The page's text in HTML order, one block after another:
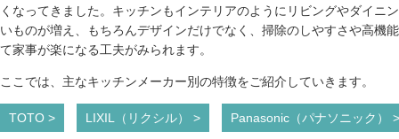
くなってきました。キッチンもインテリアのようにリビングやダイニ
いものが増え、もちろんデザインだけでなく、掃除のしやすさや高機
て家事が楽になる工夫がみられます。
ここでは、主なキッチンメーカー別の特徴をご紹介していきます。
TOTO > LIXIL（リクシル） > Panasonic（パナソニック） >